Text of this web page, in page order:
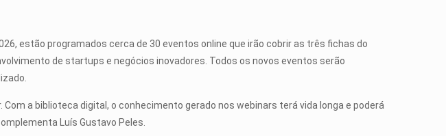
estão programados cerca de 30 eventos online que irão cobrir as três fichas do
de startups e negócios inovadores. Todos os novos eventos serão
a biblioteca digital, o conhecimento gerado nos webinars terá vida longa e poderá
Luís Gustavo Peles.